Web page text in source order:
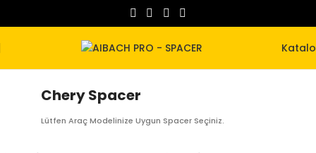
Chery Spacer
Lütfen Araç Modelinize Uygun Spacer Seçiniz.